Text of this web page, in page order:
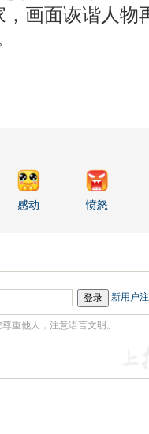
画面诙谐人物
感动 愤怒
新用户